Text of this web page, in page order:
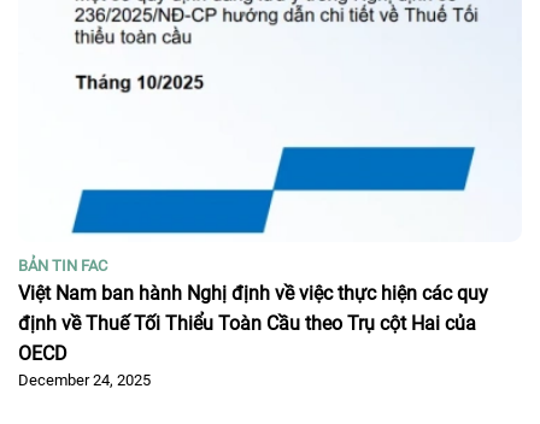
BẢN TIN FAC
Việt Nam ban hành Nghị định về việc thực hiện các quy
định về Thuế Tối Thiểu Toàn Cầu theo Trụ cột Hai của
OECD
December 24, 2025